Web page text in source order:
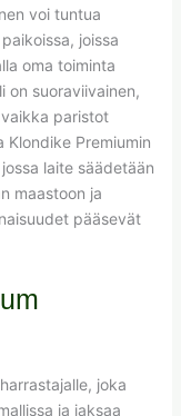
voi tuntua
joissa
oma toiminta
on suoraviivainen,
paristot
Premiumin
laite säädetään
maastoon ja
pääsevät
joka
ja jaksaa